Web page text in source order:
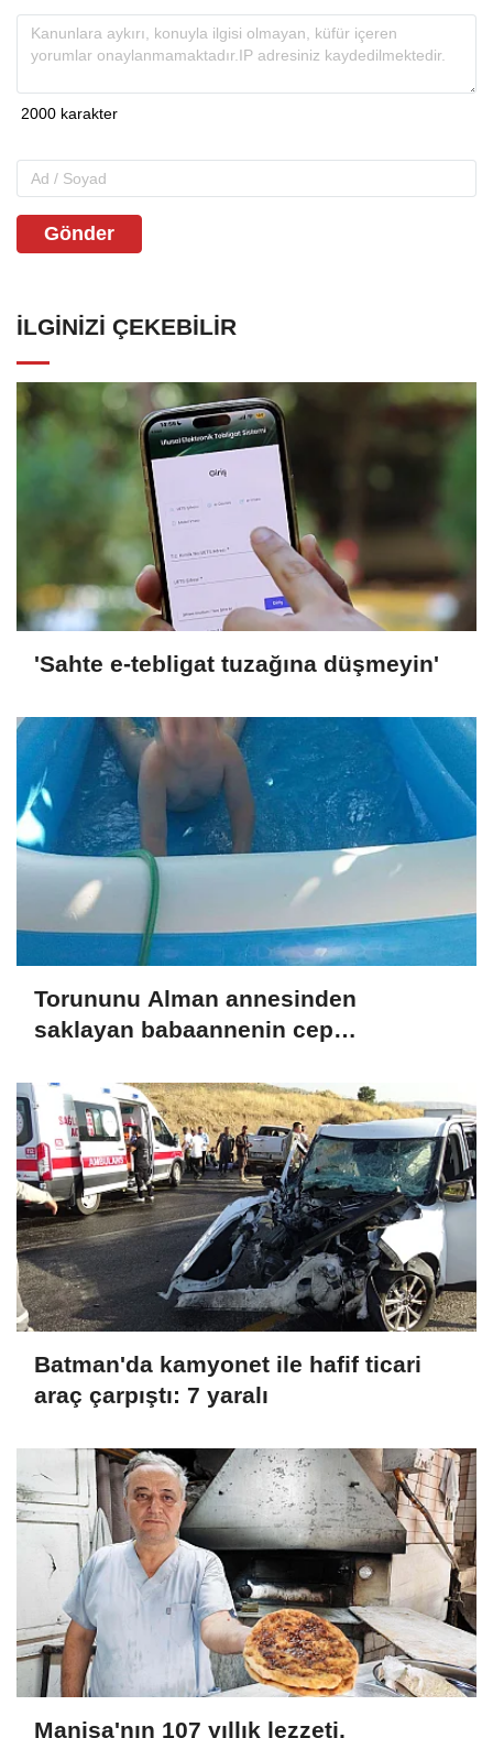
Gönder
İLGINIZI ÇEKEBILIR
'Sahte e-tebligat tuzağına düşmeyin'
Torununu Alman annesinden
saklayan babaannenin cep
çıktı
Batman'da kamyonet ile hafif ticari
araç çarpıştı: 7 yaralı
Manisa'nın 107 yıllık lezzeti,